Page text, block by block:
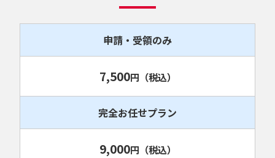
申請・受領のみ
7,500円 （税込）
完全お任せプラン
9,000円 （税込）